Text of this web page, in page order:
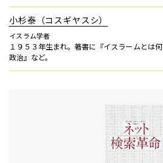
小杉泰（コスギヤスシ）
イスラム学者
１９５３年生まれ。著書に『イスラームとは
政治』など。